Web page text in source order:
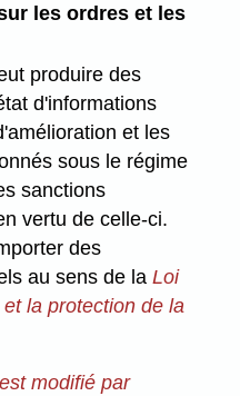
les ordres et les
produire des
d'informations
et les
sous le régime
sanctions
vertu de celle-ci.
des
au sens de laLoi
la protection de la
modifié par